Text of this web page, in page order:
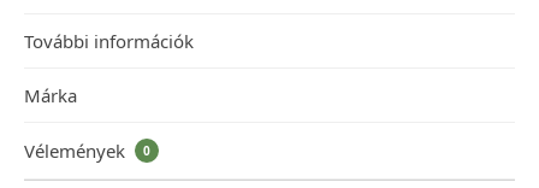
További információk
Márka
Vélemények 0